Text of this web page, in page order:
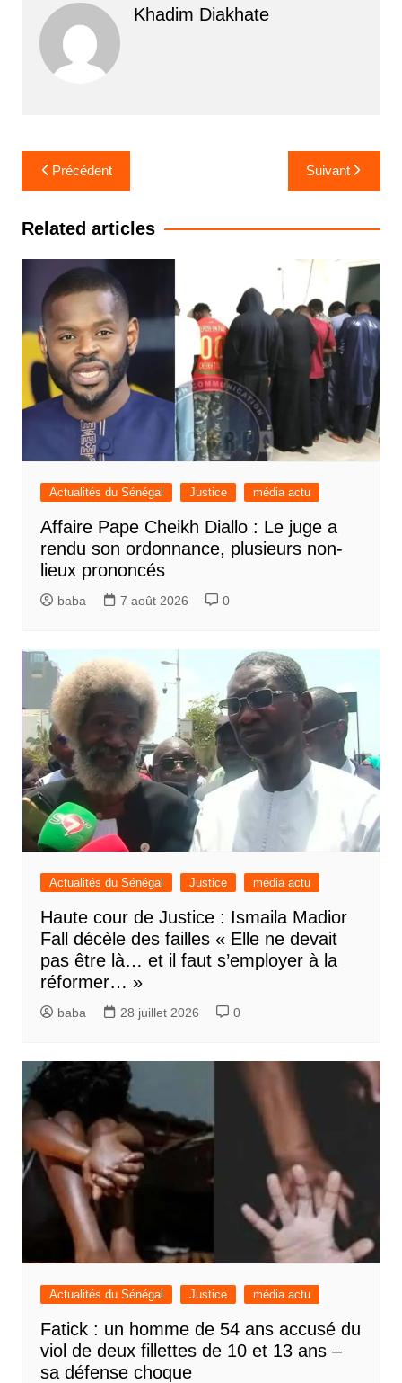
Khadim Diakhate
Navigation
de
l’article
Précédent Suivant
Related articles
Actualités du Sénégal Justice média actu
Affaire Pape Cheikh Diallo : Le juge a
rendu son ordonnance, plusieurs non-
lieux prononcés
baba 7 août 2026 0
Actualités du Sénégal Justice média actu
Haute cour de Justice : Ismaila Madior
Fall décèle des failles « Elle ne devait
pas être là… et il faut s’employer à la
réformer… »
baba 28 juillet 2026 0
Actualités du Sénégal Justice média actu
Fatick : un homme de 54 ans accusé du
viol de deux fillettes de 10 et 13 ans –
sa défense choque